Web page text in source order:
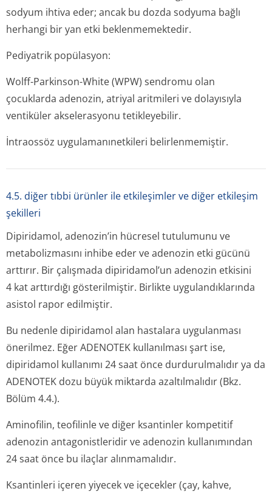
sodyum ihtiva eder; ancak bu dozda sodyuma bağlı
herhangi bir yan etki beklenmemektedir.
Pediyatrik popülasyon:
Wolff-Parkinson-White (WPW) sendromu olan
çocuklarda adenozin, atriyal aritmileri ve dolayısıyla
ventiküler akselerasyonu tetikleyebilir.
İntraossöz uygulamanınetkileri belirlenmemiştir.
4.5. diğer tıbbi ürünler ile etkileşimler ve diğer etkileşim
şekilleri
Dipiridamol, adenozin’in hücresel tutulumunu ve
metabolizmasını inhibe eder ve adenozin etki gücünü
arttırır. Bir çalışmada dipiridamol’un adenozin etkisini
4 kat arttırdığı gösterilmiştir. Birlikte uygulandıklarında
asistol rapor edilmiştir.
Bu nedenle dipiridamol alan hastalara uygulanması
önerilmez. Eğer ADENOTEK kullanılması şart ise,
dipiridamol kullanımı 24 saat önce durdurulmalıdır ya da
ADENOTEK dozu büyük miktarda azaltılmalıdır (Bkz.
Bölüm 4.4.).
Aminofilin, teofilinle ve diğer ksantinler kompetitif
adenozin antagonistleridir ve adenozin kullanımından
24 saat önce bu ilaçlar alınmamalıdır.
Ksantinleri içeren yiyecek ve içecekler (çay, kahve,